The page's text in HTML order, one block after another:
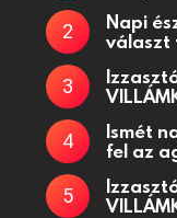
Napi
választ
Ismét
fel az